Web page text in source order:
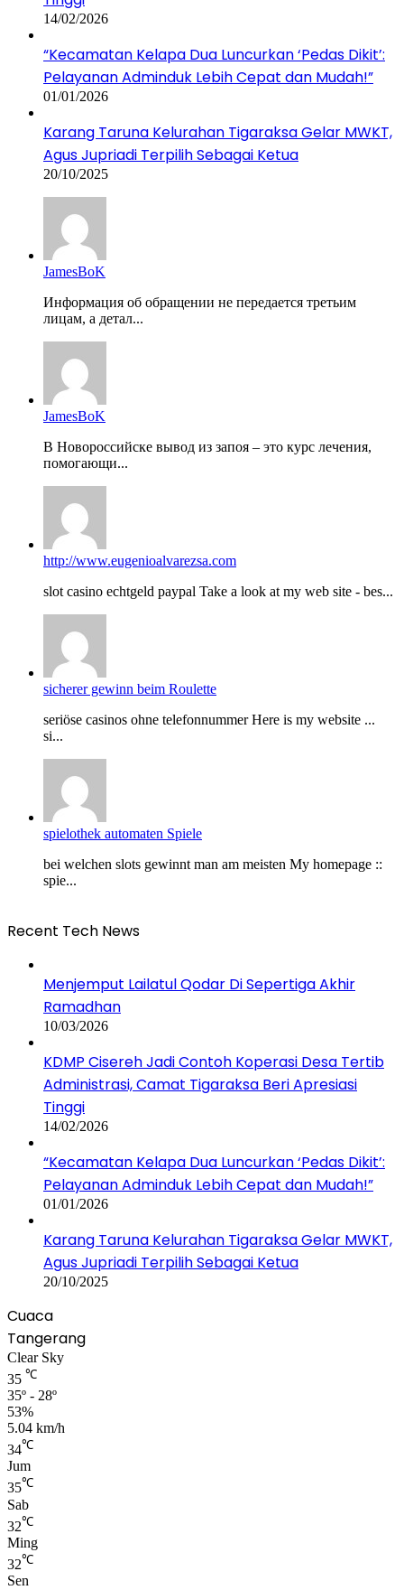
14/02/2026
“Kecamatan Kelapa Dua Luncurkan ‘Pedas Dikit’:
Pelayanan Adminduk Lebih Cepat dan Mudah!”
01/01/2026
Karang Taruna Kelurahan Tigaraksa Gelar MWKT,
Agus Jupriadi Terpilih Sebagai Ketua
20/10/2025
JamesBoK
Информация об обращении не передается третьим
лицам, а детал...
JamesBoK
В Новороссийске вывод из запоя – это курс лечения,
помогающи...
http://www.eugenioalvarezsa.com
slot casino echtgeld paypal Take a look at my web site - bes...
sicherer gewinn beim Roulette
seriöse casinos ohne telefonnummer Here is my website ...
si...
spielothek automaten Spiele
bei welchen slots gewinnt man am meisten My homepage ::
spie...
Recent Tech News
Menjemput Lailatul Qodar Di Sepertiga Akhir
Ramadhan
10/03/2026
KDMP Cisereh Jadi Contoh Koperasi Desa Tertib
Administrasi, Camat Tigaraksa Beri Apresiasi
Tinggi
14/02/2026
“Kecamatan Kelapa Dua Luncurkan ‘Pedas Dikit’:
Pelayanan Adminduk Lebih Cepat dan Mudah!”
01/01/2026
Karang Taruna Kelurahan Tigaraksa Gelar MWKT,
Agus Jupriadi Terpilih Sebagai Ketua
20/10/2025
Cuaca
Tangerang
Clear Sky
35 ℃
35º - 28º
53%
5.04 km/h
34℃
Jum
35℃
Sab
32℃
Ming
32℃
Sen